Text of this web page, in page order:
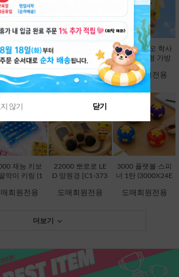
산리오 학사
제인형 가방
13cm-쿠로미
083197]
회원전용
9800 산리오 학사
모 봉제인형 가방
고리 13cm-한교동
[B2-083234]
도매회원전용
9800 산리오 학사
모 봉제인형 가방
고리 13cm-폼폼푸
린 [B2-083210]
도매회원전용
재능 키보
깍이 키링 (1
45048]
매회원전용
22000 뽀로로 LE
D 망원경 [C1-373
도매회원전용
3000 플랫볼 스피
너 1탄 (3000X24E
도매회원전용
더보기
않기 닫기